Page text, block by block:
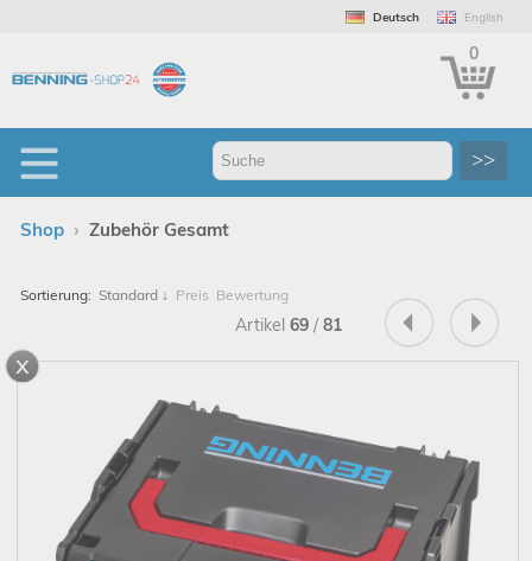
Deutsch English
0
>>
Shop › Zubehör Gesamt
Sortierung: Standard ↓ Preis Bewertung
Artikel 69 / 81
x